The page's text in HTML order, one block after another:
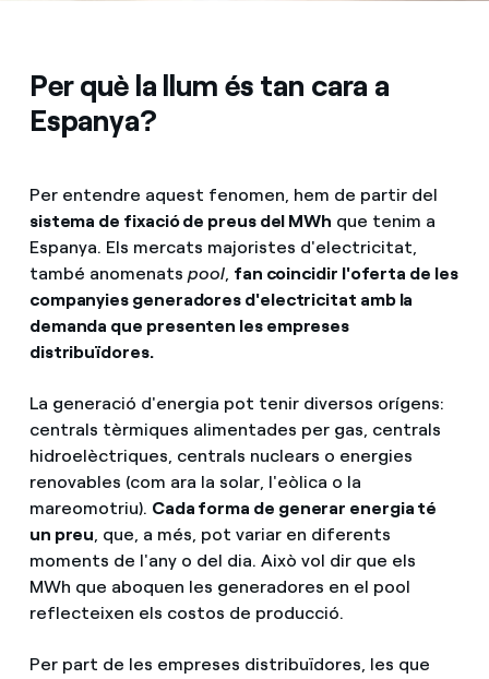
Per què la llum és tan cara a
Espanya?
Per entendre aquest fenomen, hem de partir del
sistema de fixació de preus del MWh que tenim a
Espanya. Els mercats majoristes d'electricitat,
també anomenats pool, fan coincidir l'oferta de les
companyies generadores d'electricitat amb la
demanda que presenten les empreses
distribuïdores.
La generació d'energia pot tenir diversos orígens:
centrals tèrmiques alimentades per gas, centrals
hidroelèctriques, centrals nuclears o energies
renovables (com ara la solar, l'eòlica o la
mareomotriu). Cada forma de generar energia té
un preu, que, a més, pot variar en diferents
moments de l'any o del dia. Això vol dir que els
MWh que aboquen les generadores en el pool
reflecteixen els costos de producció.
Per part de les empreses distribuïdores, les que